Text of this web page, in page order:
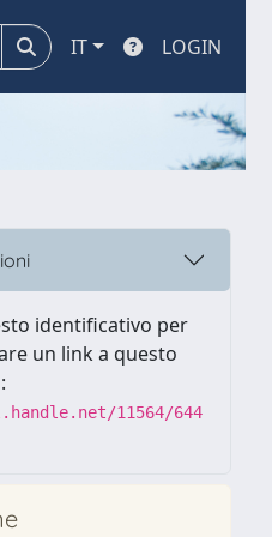
IT LOGIN
identificativo per
un link a questo
11564/644